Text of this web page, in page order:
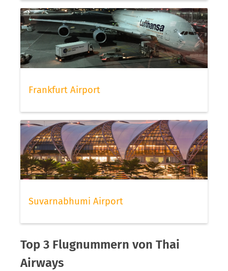
Frankfurt Airport
Suvarnabhumi Airport
Top 3 Flugnummern von Thai
Airways